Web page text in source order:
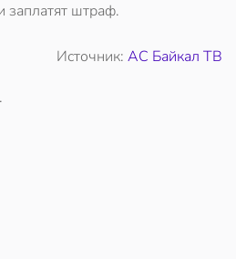
заплатят штраф.
Источник: АС Байкал ТВ
.